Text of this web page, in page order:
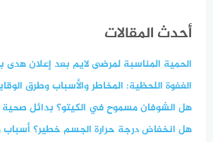
أحدث المقالات
الحمية المناسبة لمرضى لايم بعد إعلان هدى
الغفوة اللحظية: المخاطر والأسباب وطرق
هل الشوفان مسموح في الكيتو؟ بدائل صحية
هل انخفاض درجة حرارة الجسم خطير؟ أسباب